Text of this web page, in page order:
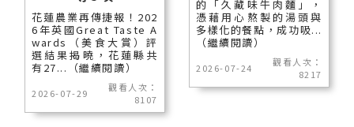
花蓮農業再傳捷報！202
6年英國Great Taste A
wards（美食大賞）評
選結果揭曉，花蓮縣共
有27...（繼續閱讀）
2026-07-29
觀看人次：
8107
的「久藏味牛肉麵」，
憑藉用心熬製的湯頭與
多樣化的餐點，成功吸...
（繼續閱讀）
2026-07-24
觀看人次：
8217